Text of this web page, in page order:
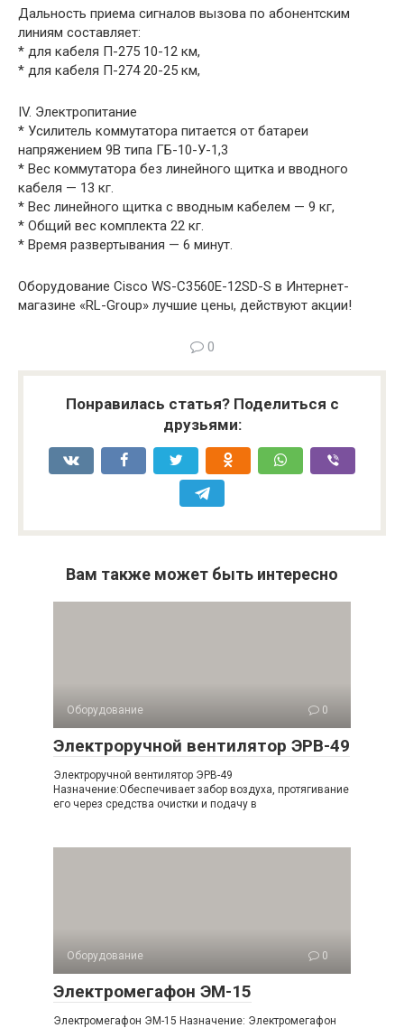
Дальность приема сигналов вызова по абонентским
линиям составляет:
* для кабеля П-275 10-12 км,
* для кабеля П-274 20-25 км,
IV. Электропитание
* Усилитель коммутатора питается от батареи
напряжением 9В типа ГБ-10-У-1,3
* Вес коммутатора без линейного щитка и вводного
кабеля — 13 кг.
* Вес линейного щитка с вводным кабелем — 9 кг,
* Общий вес комплекта 22 кг.
* Время развертывания — 6 минут.
Оборудование Cisco WS-C3560E-12SD-S в Интернет-
магазине «RL-Group» лучшие цены, действуют акции!
0
Понравилась статья? Поделиться с
друзьями:
Вам также может быть интересно
Оборудование 0
Электроручной вентилятор ЭРВ-49
Электроручной вентилятор ЭРВ-49
Назначение:Обеспечивает забор воздуха, протягивание
его через средства очистки и подачу в
Оборудование 0
Электромегафон ЭМ-15
Электромегафон ЭМ-15 Назначение: Электромегафон